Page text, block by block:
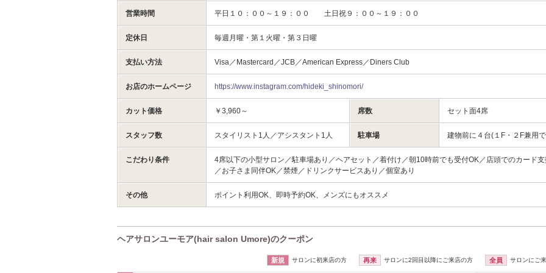
営業時間 平日１０：００～１９：００ 土日祝９：００～１９：００
定休日 毎週月曜・第１火曜・第３日曜
支払い方法 Visa／Mastercard／JCB／American Express／Diners Club
お店のホームページ https://www.instagram.com/hideki_shinomori/
カット価格 ￥3,960～ 席数 セット面4席
スタッフ数 スタイリスト1人／アシスタント1人 駐車場 建物前に４台(１F・２F兼用
こだわり条件
4席以下の小型サロン／駐車場あり／ヘアセット／着付け／朝10時前でも受付OK／店頭でのカード支
／お子さま同伴OK／禁煙／ドリンクサービスあり／個室あり
その他 ポイント利用OK、即時予約OK、メンズにもオススメ
ヘアサロンユーモア(hair salon Umore)のクーポン
新規 サロンに初来店の方 再来 サロンに2回目以降にご来店の方 全員 サロンにご